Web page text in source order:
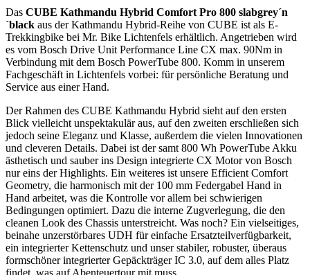
Das CUBE Kathmandu Hybrid Comfort Pro 800 slabgrey´n
´black aus der Kathmandu Hybrid-Reihe von CUBE ist als E-
Trekkingbike bei Mr. Bike Lichtenfels erhältlich. Angetrieben wird
es vom Bosch Drive Unit Performance Line CX max. 90Nm in
Verbindung mit dem Bosch PowerTube 800. Komm in unserem
Fachgeschäft in Lichtenfels vorbei: für persönliche Beratung und
Service aus einer Hand.
Der Rahmen des CUBE Kathmandu Hybrid sieht auf den ersten
Blick vielleicht unspektakulär aus, auf den zweiten erschließen sich
jedoch seine Eleganz und Klasse, außerdem die vielen Innovationen
und cleveren Details. Dabei ist der samt 800 Wh PowerTube Akku
ästhetisch und sauber ins Design integrierte CX Motor von Bosch
nur eins der Highlights. Ein weiteres ist unsere Efficient Comfort
Geometry, die harmonisch mit der 100 mm Federgabel Hand in
Hand arbeitet, was die Kontrolle vor allem bei schwierigen
Bedingungen optimiert. Dazu die interne Zugverlegung, die den
cleanen Look des Chassis unterstreicht. Was noch? Ein vielseitiges,
beinahe unzerstörbares UDH für einfache Ersatzteilverfügbarkeit,
ein integrierter Kettenschutz und unser stabiler, robuster, überaus
formschöner integrierter Gepäckträger IC 3.0, auf dem alles Platz
findet, was auf Abenteuertour mit muss.